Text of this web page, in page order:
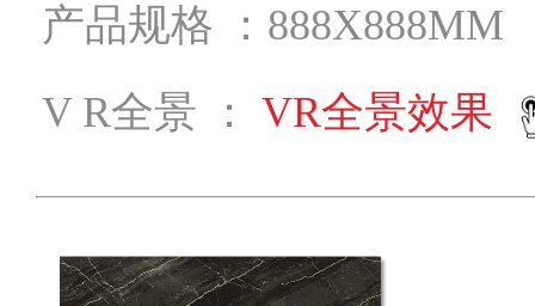
产品规格 ：888X888MM
V R全景 ： VR全景效果